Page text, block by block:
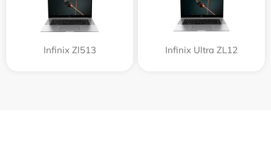
Infinix Zl513 Infinix Ultra ZL12